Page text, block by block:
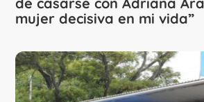
mujer decisiva en mi vida”